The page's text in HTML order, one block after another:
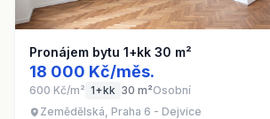
Pronájem bytu 1+kk 30 m²
18 000 Kč/měs.
600 Kč/m² 1+kk 30 m²Osobní
Zemědělská, Praha 6 - Dejvice